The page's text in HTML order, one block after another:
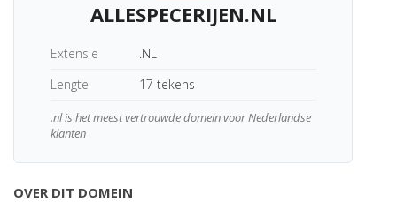
ALLESPECERIJEN.NL
Extensie
.NL
Lengte
17 tekens
.nl is het meest vertrouwde domein voor Nederlandse
klanten
OVER DIT DOMEIN